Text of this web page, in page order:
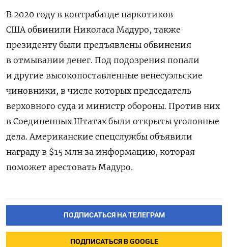
В 2020 году в контрабанде наркотиков
СШАобвинили Николаса Мадуро, также
президенту были предъявлены обвинения
в отмывании денег. Под подозрения попали
и другие высокопоставленные венесуэльские
чиновники, в числе которых председатель
верховного суда и министр обороны. Против них
в Соединенных Штатах были открыты уголовные
дела. Американские спецслужбы объявили
награду в $15 млн за информацию, которая
поможет арестовать Мадуро.
ПОДПИСАТЬСЯ НА ТЕЛЕГРАМ
ПОДПИСАТЬСЯ В GOOGLE